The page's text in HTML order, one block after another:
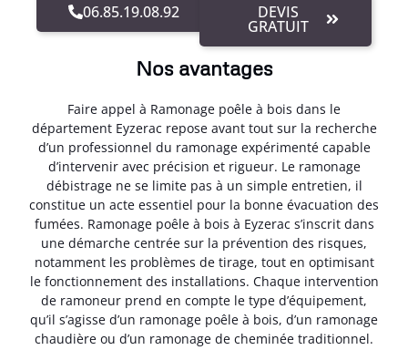
06.85.19.08.92 DEVIS
GRATUIT
Nos avantages
Faire appel à Ramonage poêle à bois dans le
département Eyzerac repose avant tout sur la recherche
d’un professionnel du ramonage expérimenté capable
d’intervenir avec précision et rigueur. Le ramonage
débistrage ne se limite pas à un simple entretien, il
constitue un acte essentiel pour la bonne évacuation des
fumées. Ramonage poêle à bois à Eyzerac s’inscrit dans
une démarche centrée sur la prévention des risques,
notamment les problèmes de tirage, tout en optimisant
le fonctionnement des installations. Chaque intervention
de ramoneur prend en compte le type d’équipement,
qu’il s’agisse d’un ramonage poêle à bois, d’un ramonage
chaudière ou d’un ramonage de cheminée traditionnel.